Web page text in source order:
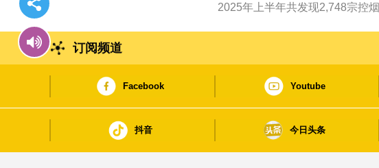
2025年上半年共发现2,748宗控
订阅频道
Facebook Youtube
抖音 今日头条